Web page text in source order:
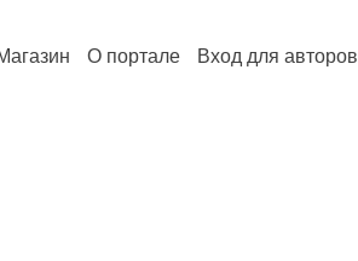
О портале Вход для авторов